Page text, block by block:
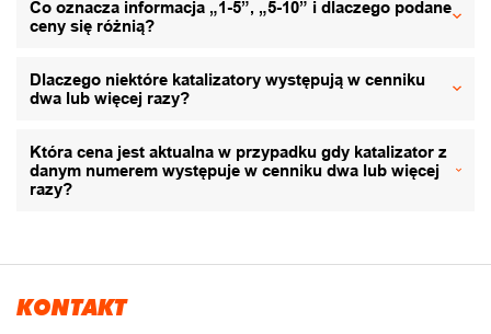
Co oznacza informacja „1-5”, „5-10” i dlaczego podane
ceny się różnią?
Dlaczego niektóre katalizatory występują w cenniku
dwa lub więcej razy?
Która cena jest aktualna w przypadku gdy katalizator z
danym numerem występuje w cenniku dwa lub więcej
razy?
KONTAKT